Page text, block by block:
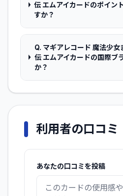
伝 エムアイカードのポイン
すか？
Q. マギアレコード 魔法少
伝 エムアイカードの国際ブ
か？
利用者の口コミ
あなたの口コミを投稿